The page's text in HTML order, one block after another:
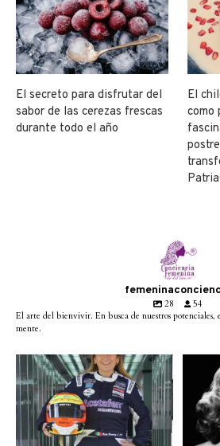
El secreto para disfrutar del
sabor de las cerezas frescas
durante todo el año
El
como
28
54
El arte del bienvivir. En busca de nuestros potenciales,
mente.
Conoce a @betty_racing08
la piloto mexicana que ...
3 0